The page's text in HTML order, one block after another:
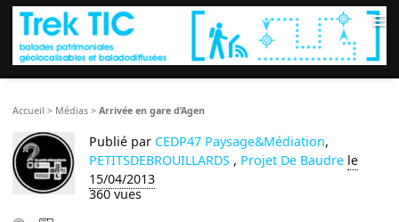
≡
Accueil > Médias >Arrivée en gare d’Agen
Publié par CEDP47 Paysage&Médiation,
PETITSDEBROUILLARDS , Projet De Baudre le
15/04/2013
360 vues